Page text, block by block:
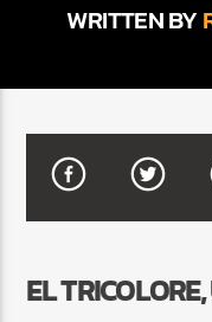
TITLE
ARTIST
WRITTEN BY
EL